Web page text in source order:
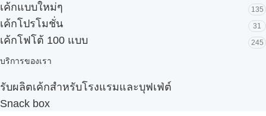
เค้กแบบใหม่ๆ 135
เค้กโปรโมชั่น 31
เค้กโฟโต้ 100 แบบ 245
บริการของเรา
รับผลิตเค้กสำหรับโรงแรมและบุฟเฟ่ต์
Snack box